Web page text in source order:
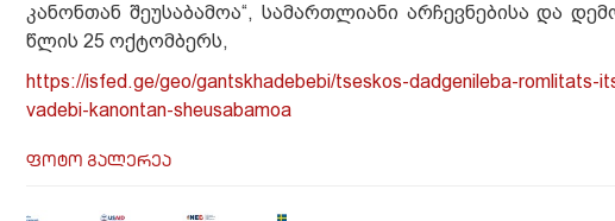
კანონთან შეუსაბამოა“, სამართლიანი არჩევნებისა და
წლის 25 ოქტომბერს,
https://isfed.ge/geo/gantskhadebebi/tseskos-dadgenileba-romlitats-
vadebi-kanontan-sheusabamoa
ფოტო გალერეა